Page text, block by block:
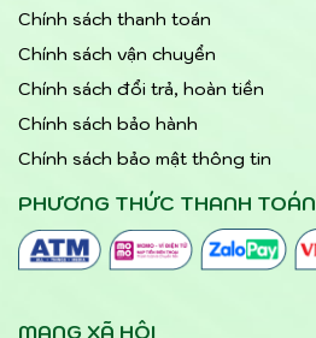
Chính sách thanh toán
Chính sách vận chuyển
Chính sách đổi trả, hoàn tiền
Chính sách bảo hành
Chính sách bảo mật thông tin
PHƯƠNG THỨC THANH TOÁN
MẠNG XÃ HỘI